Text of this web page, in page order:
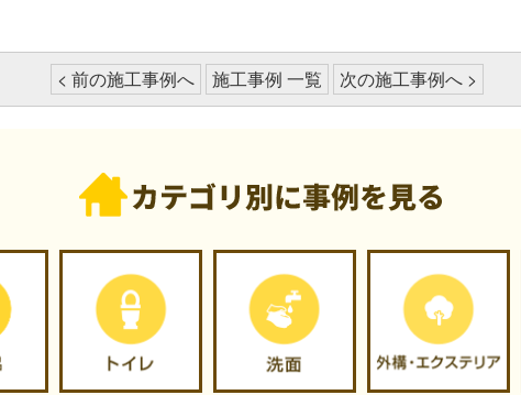
< 前の施工事例へ 施工事例 一覧 次の施工事例へ >